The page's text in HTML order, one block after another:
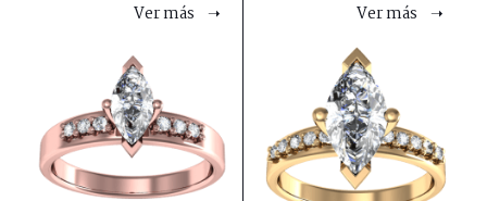
Ver más ➝ Ver más ➝